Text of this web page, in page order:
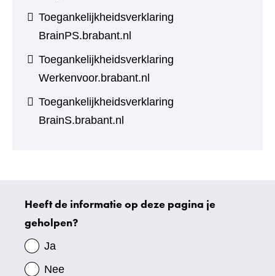
Toegankelijkheidsverklaring
BrainPS.brabant.nl
Toegankelijkheidsverklaring
Werkenvoor.brabant.nl
Toegankelijkheidsverklaring
BrainS.brabant.nl
Uw
gegevens
Heeft de informatie op deze pagina je
geholpen?
Ja
Nee